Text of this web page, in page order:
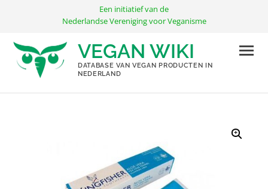
inhoud
Een initiatief van de
Nederlandse Vereniging voor Veganisme
VEGAN WIKI
DATABASE VAN VEGAN PRODUCTEN IN
NEDERLAND